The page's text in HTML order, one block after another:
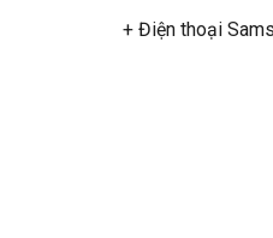
+ Điện thoại